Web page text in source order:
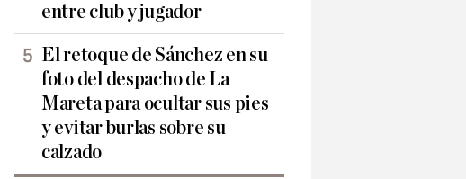
entre club y jugador
El retoque de Sánchez en su
foto del despacho de La
Mareta para ocultar sus pies
y evitar burlas sobre su
calzado